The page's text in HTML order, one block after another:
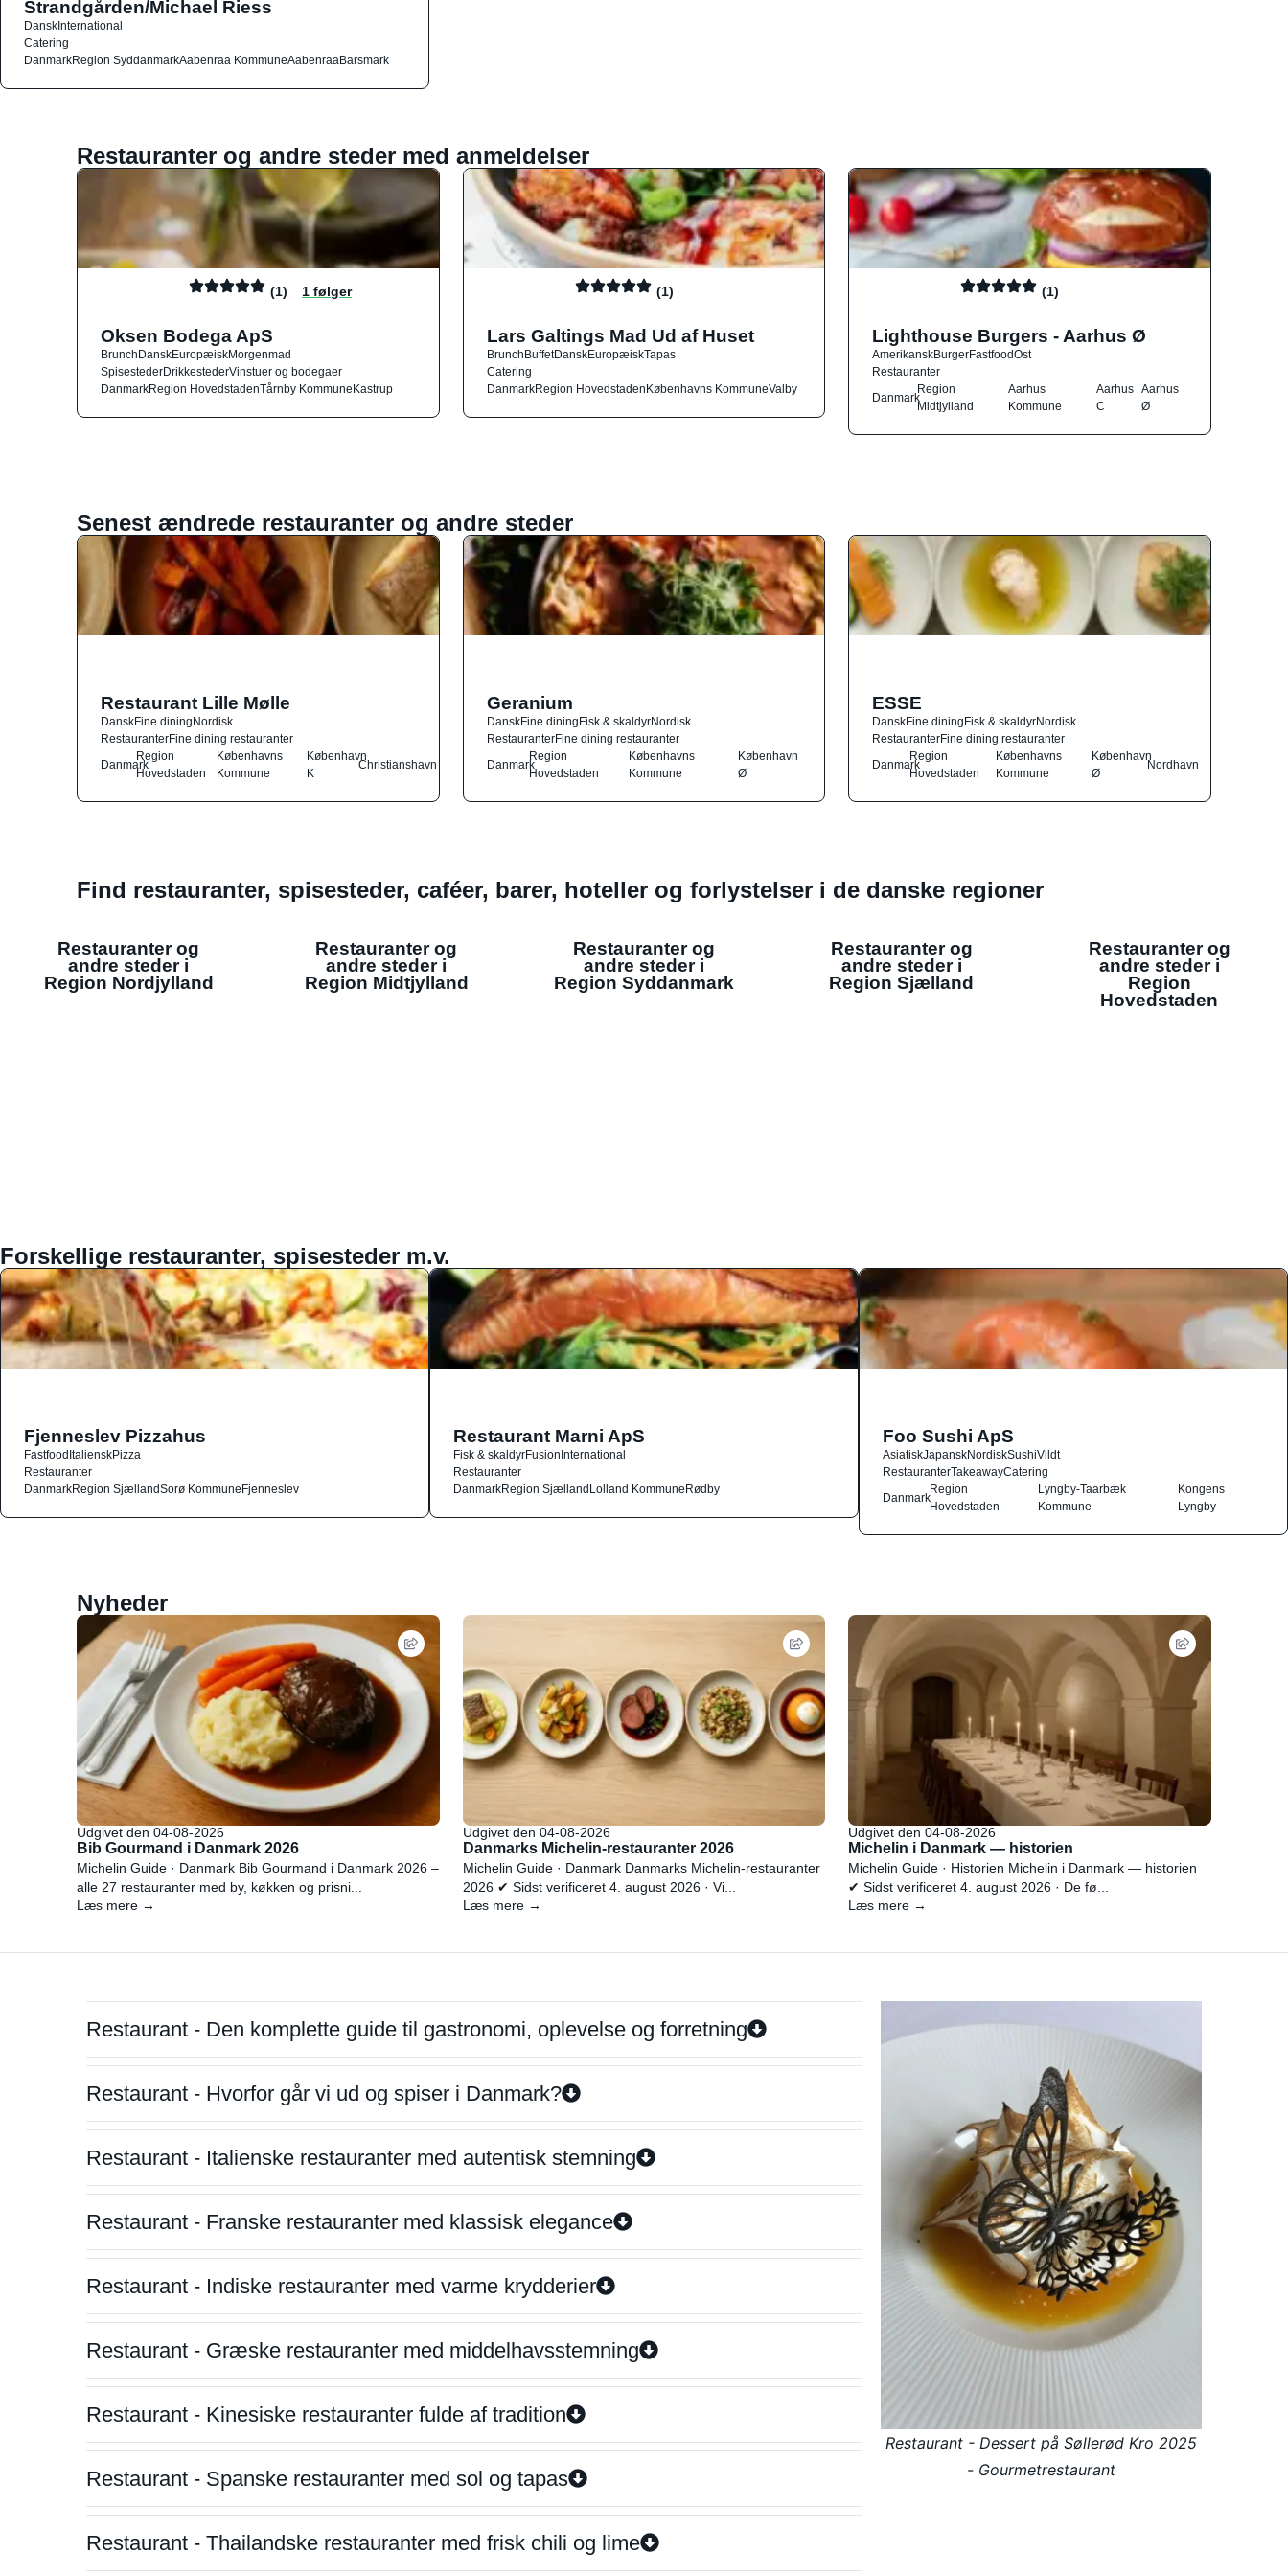
Strandgården/Michael Riess
DanskInternational
Catering
DanmarkRegion SyddanmarkAabenraa KommuneAabenraaBarsmark
Restauranter og andre steder med anmeldelser
(1) 1 følger
Oksen Bodega ApS
BrunchDanskEuropæiskMorgenmad
SpisestederDrikkestederVinstuer og bodegaer
DanmarkRegion HovedstadenTårnby KommuneKastrup
(1)
Lars Galtings Mad Ud af Huset
BrunchBuffetDanskEuropæiskTapas
Catering
DanmarkRegion HovedstadenKøbenhavns KommuneValby
(1)
Lighthouse Burgers - Aarhus Ø
AmerikanskBurgerFastfoodOst
Restauranter
Danmark
Region
Midtjylland
Aarhus
Kommune
Aarhus
C
Aarhus
Ø
Senest ændrede restauranter og andre steder
Restaurant Lille Mølle
DanskFine diningNordisk
RestauranterFine dining restauranter
Danmark
Region
Hovedstaden
Københavns
Kommune
København
K
Christianshavn
Geranium
DanskFine diningFisk & skaldyrNordisk
RestauranterFine dining restauranter
Danmark
Region
Hovedstaden
Københavns
Kommune
København
Ø
ESSE
DanskFine diningFisk & skaldyrNordisk
RestauranterFine dining restauranter
Danmark
Region
Hovedstaden
Københavns
Kommune
København
Ø
Nordhavn
Find restauranter, spisesteder, caféer, barer, hoteller og forlystelser i de danske regioner
Restauranter og
andre steder i
Region Nordjylland
Restauranter og
andre steder i
Region Midtjylland
Restauranter og
andre steder i
Region Syddanmark
Restauranter og
andre steder i
Region Sjælland
Restauranter og
andre steder i
Region
Hovedstaden
Forskellige restauranter, spisesteder m.v.
Fjenneslev Pizzahus
FastfoodItalienskPizza
Restauranter
DanmarkRegion SjællandSorø KommuneFjenneslev
Restaurant Marni ApS
Fisk & skaldyrFusionInternational
Restauranter
DanmarkRegion SjællandLolland KommuneRødby
Foo Sushi ApS
AsiatiskJapanskNordiskSushiVildt
RestauranterTakeawayCatering
Danmark
Region
Hovedstaden
Lyngby-Taarbæk
Kommune
Kongens
Lyngby
Nyheder
Udgivet den 04-08-2026
Bib Gourmand i Danmark 2026
Michelin Guide · Danmark Bib Gourmand i Danmark 2026 –
alle 27 restauranter med by, køkken og prisni...
Læs mere →
Udgivet den 04-08-2026
Danmarks Michelin-restauranter 2026
Michelin Guide · Danmark Danmarks Michelin-restauranter
2026 ✔ Sidst verificeret 4. august 2026 · Vi...
Læs mere →
Udgivet den 04-08-2026
Michelin i Danmark — historien
Michelin Guide · Historien Michelin i Danmark — historien
✔ Sidst verificeret 4. august 2026 · De fø...
Læs mere →
Restaurant - Den komplette guide til gastronomi, oplevelse og forretning
Restaurant - Hvorfor går vi ud og spiser i Danmark?
Restaurant - Italienske restauranter med autentisk stemning
Restaurant - Franske restauranter med klassisk elegance
Restaurant - Indiske restauranter med varme krydderier
Restaurant - Græske restauranter med middelhavsstemning
Restaurant - Kinesiske restauranter fulde af tradition
Restaurant - Spanske restauranter med sol og tapas
Restaurant - Thailandske restauranter med frisk chili og lime
Restaurant - Dessert på Søllerød Kro 2025
- Gourmetrestaurant